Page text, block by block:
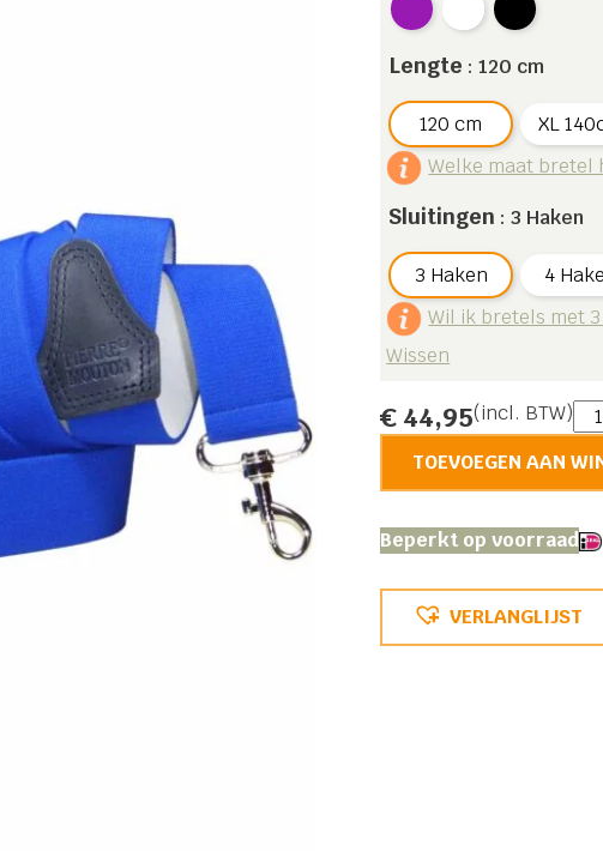
Lengte : 120 cm
120 cm
XL
Welke maat bretel
Sluitingen : 3 Haken
3 Haken
4
Wil ik bretels met
Wissen
€44,95(incl. BTW)
TOEVOEGEN AAN
Beperkt op voorraad
VERLANGLIJST